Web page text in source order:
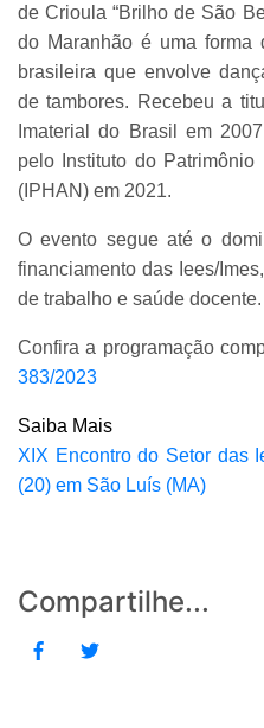
de Crioula “Brilho de São
do Maranhão é uma forma
brasileira que envolve
de tambores. Recebeu a
Imaterial do Brasil em
pelo Instituto do Patrimônio
(IPHAN) em 2021.
O evento segue até o
financiamento das Iees/
de trabalho e saúde docente.
Confira a programação
383/2023
Saiba Mais
XIX Encontro do Setor das
(20) em São Luís (MA)
Compartilhe...